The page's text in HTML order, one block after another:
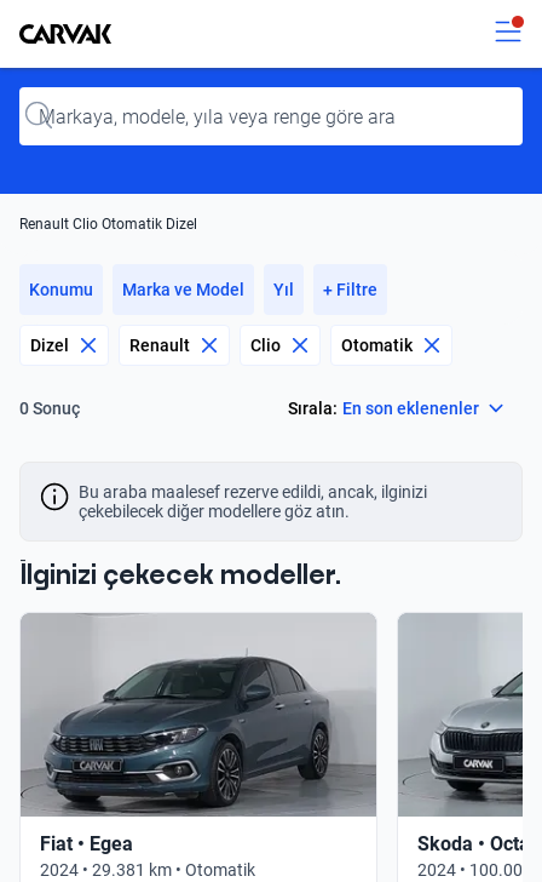
Kavak
Input
Renault Clio Otomatik Dizel
Konumu Marka ve Model Yıl + Filtre
Dizel Renault Clio Otomatik
0 Sonuç Sırala: En son eklenenler
Bu araba maalesef rezerve edildi, ancak, ilginizi
çekebilecek diğer modellere göz atın.
İlginizi çekecek modeller.
Fiat • Egea
2024 • 29.381 km • Otomatik
Skoda •
2024 • 100.000